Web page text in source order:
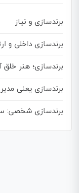
برندسازی و نیاز
برندسازی داخلی و
برندسازی؛ هنر خلق
برندسازی یعنی
برندسازی شخصی: